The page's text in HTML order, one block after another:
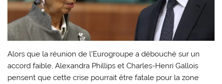
Alors que la réunion de l’Eurogroupe a débouché sur un
accord faible, Alexandra Phillips et Charles-Henri Gallois
pensent que cette crise pourrait être fatale pour la zone